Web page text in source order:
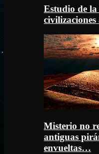
Estudio de
Misterio no
antiguas
envueltas…